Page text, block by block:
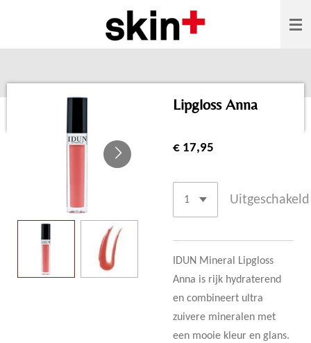
naar
Lipgloss Anna
€ 17,95
Uitgeschakeld
IDUN Mineral Lipgloss
Anna is rijk hydraterend
en combineert ultra
zuivere mineralen met
een mooie kleur en glans.